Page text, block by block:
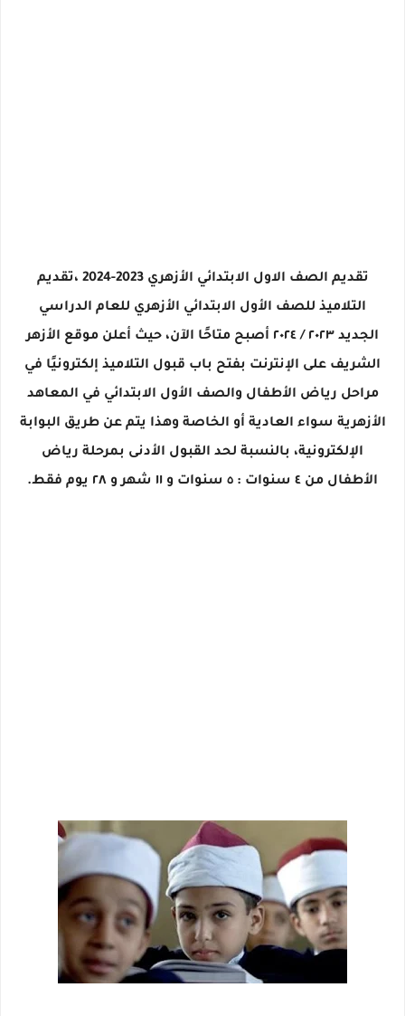
تقديم الصف الاول الابتدائي الأزهري 2023-2024 ،تقديم
التلاميذ للصف الأول الابتدائي الأزهري للعام الدراسي
الجديد ٢٠٢٣ / ٢٠٢٤ أصبح متاحًا الآن، حيث أعلن موقع الأزهر
الشريف على الإنترنت بفتح باب قبول التلاميذ إلكترونيًا في
مراحل رياض الأطفال والصف الأول الابتدائي في المعاهد
الأزهرية سواء العادية أو الخاصة وهذا يتم عن طريق البوابة
الإلكترونية، بالنسبة لحد القبول الأدنى بمرحلة رياض
الأطفال من ٤ سنوات : ٥ سنوات و ١١ شهر و ٢٨ يوم فقط.